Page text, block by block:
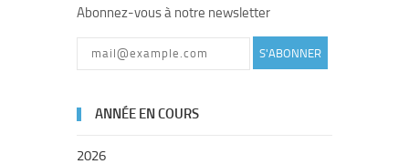
Abonnez-vous à notre newsletter
S'ABONNER
ANNÉE EN COURS
2026